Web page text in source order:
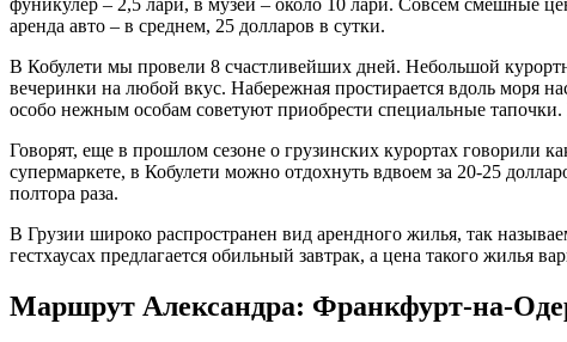
фуникулер – 2,5 лари, в музей – около 10 лари. Совсем смешные
аренда авто – в среднем, 25 долларов в сутки.
В Кобулети мы провели 8 счастливейших дней. Небольшой
вечеринки на любой вкус. Набережная простирается вдоль моря
особо нежным особам советуют приобрести специальные
Говорят, еще в прошлом сезоне о грузинских курортах
супермаркете, в Кобулети можно отдохнуть вдвоем за 20-25
полтора раза.
В Грузии широко распространен вид арендного жилья, так
гестхаусах предлагается обильный завтрак, а цена такого жилья
Маршрут Александра: Франкфурт-на-